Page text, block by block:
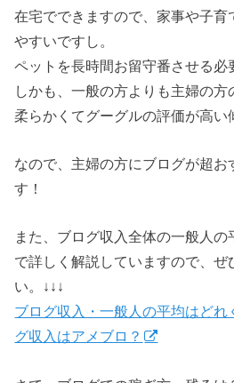
在宅でできますので、家事や子育
やすいですし。
ペットを長時間お留守番させる必
しかも、一般の方よりも主婦の
柔らかくてグーグルの評価が高い
なので、主婦の方にブログが超お
す！
また、ブログ収入全体の一般人
で詳しく解説していますので、ぜ
い。↓↓↓
ブログ収入・一般人の平均はどれ
グ収入はアメブロ？